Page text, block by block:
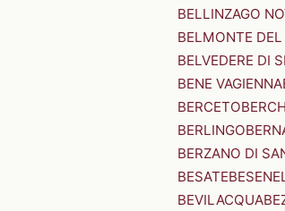
BELLINZAGO
BELMONTE
BELVEDERE DI
BENE VAGIENNA
BERCETO
BERLINGO
BERZANO DI
BESATE
BEVILACQUA